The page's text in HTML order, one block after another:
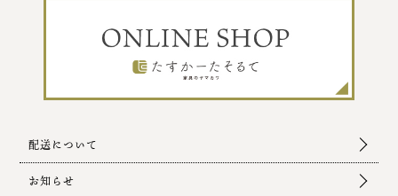
配送について
お知らせ